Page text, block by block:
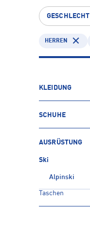
GESCHLECHT
HERREN
KLEIDUNG
SCHUHE
AUSRÜSTUNG
Ski
Alpinski
Taschen